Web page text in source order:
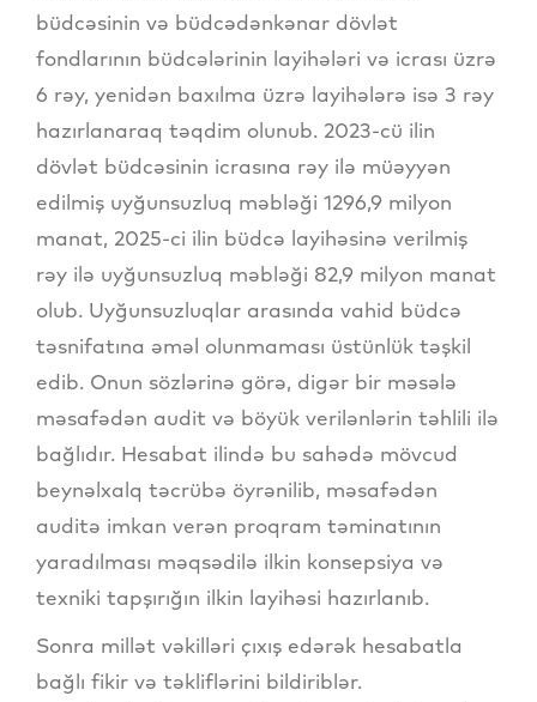
büdcəsinin və büdcədənkənar dövlət
fondlarının büdcələrinin layihələri və icrası üzrə
6 rəy, yenidən baxılma üzrə layihələrə isə 3 rəy
hazırlanaraq təqdim olunub. 2023-cü ilin
dövlət büdcəsinin icrasına rəy ilə müəyyən
edilmiş uyğunsuzluq məbləği 1296,9 milyon
manat, 2025-ci ilin büdcə layihəsinə verilmiş
rəy ilə uyğunsuzluq məbləği 82,9 milyon manat
olub. Uyğunsuzluqlar arasında vahid büdcə
təsnifatına əməl olunmaması üstünlük təşkil
edib. Onun sözlərinə görə, digər bir məsələ
məsafədən audit və böyük verilənlərin təhlili ilə
bağlıdır. Hesabat ilində bu sahədə mövcud
beynəlxalq təcrübə öyrənilib, məsafədən
auditə imkan verən proqram təminatının
yaradılması məqsədilə ilkin konsepsiya və
texniki tapşırığın ilkin layihəsi hazırlanıb.
Sonra millət vəkilləri çıxış edərək hesabatla
bağlı fikir və təkliflərini bildiriblər.